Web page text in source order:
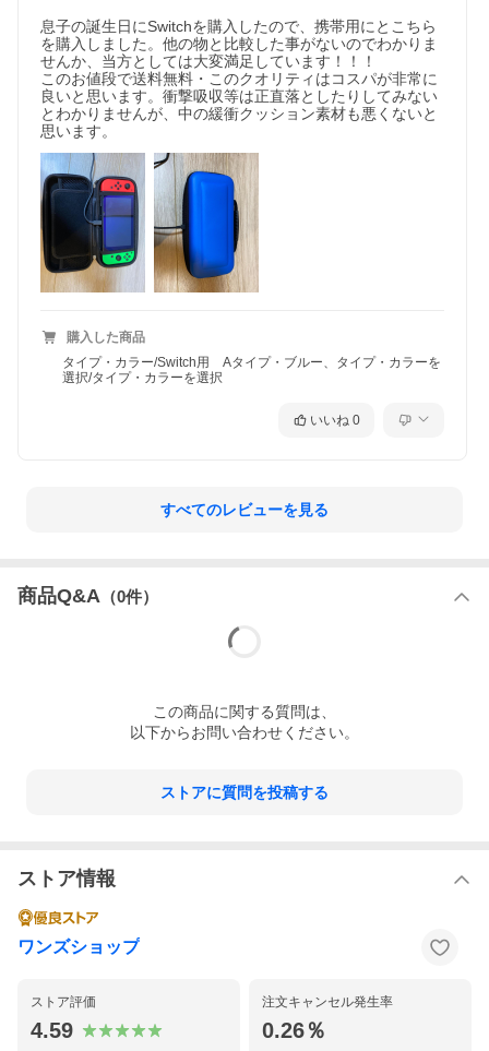
息子の誕生日にSwitchを購入したので、携帯用にとこちら
を購入しました。他の物と比較した事がないのでわかりま
せんか、当方としては大変満足しています！！！
このお値段で送料無料・このクオリティはコスパが非常に
良いと思います。衝撃吸収等は正直落としたりしてみない
とわかりませんが、中の緩衝クッション素材も悪くないと
思います。
購入した商品
タイプ・カラー/Switch用 Aタイプ・ブルー、タイプ・カラーを
選択/タイプ・カラーを選択
いいね 0
すべてのレビューを見る
商品Q&A （0件）
この商品に関する質問は、
以下からお問い合わせください。
ストアに質問を投稿する
ストア情報
ワンズショップ
ストア評価
4.59
注文キャンセル発生率
0.26％